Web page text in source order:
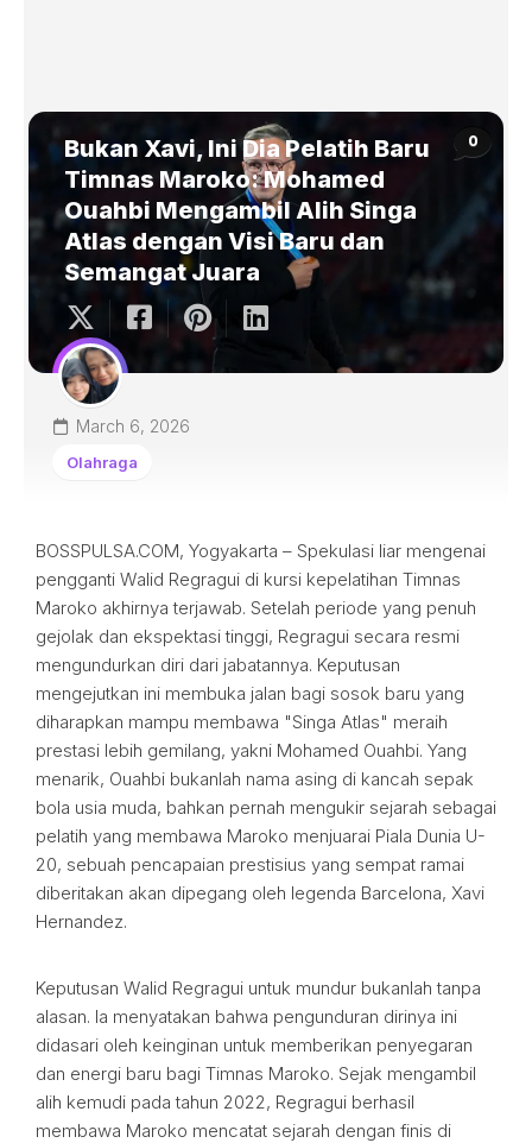
0
Bukan Xavi, Ini Dia Pelatih Baru
Timnas Maroko: Mohamed
Ouahbi Mengambil Alih Singa
Atlas dengan Visi Baru dan
Semangat Juara
March 6, 2026
Olahraga
BOSSPULSA.COM, Yogyakarta – Spekulasi liar mengenai
pengganti Walid Regragui di kursi kepelatihan Timnas
Maroko akhirnya terjawab. Setelah periode yang penuh
gejolak dan ekspektasi tinggi, Regragui secara resmi
mengundurkan diri dari jabatannya. Keputusan
mengejutkan ini membuka jalan bagi sosok baru yang
diharapkan mampu membawa "Singa Atlas" meraih
prestasi lebih gemilang, yakni Mohamed Ouahbi. Yang
menarik, Ouahbi bukanlah nama asing di kancah sepak
bola usia muda, bahkan pernah mengukir sejarah sebagai
pelatih yang membawa Maroko menjuarai Piala Dunia U-
20, sebuah pencapaian prestisius yang sempat ramai
diberitakan akan dipegang oleh legenda Barcelona, Xavi
Hernandez.
Keputusan Walid Regragui untuk mundur bukanlah tanpa
alasan. Ia menyatakan bahwa pengunduran dirinya ini
didasari oleh keinginan untuk memberikan penyegaran
dan energi baru bagi Timnas Maroko. Sejak mengambil
alih kemudi pada tahun 2022, Regragui berhasil
membawa Maroko mencatat sejarah dengan finis di